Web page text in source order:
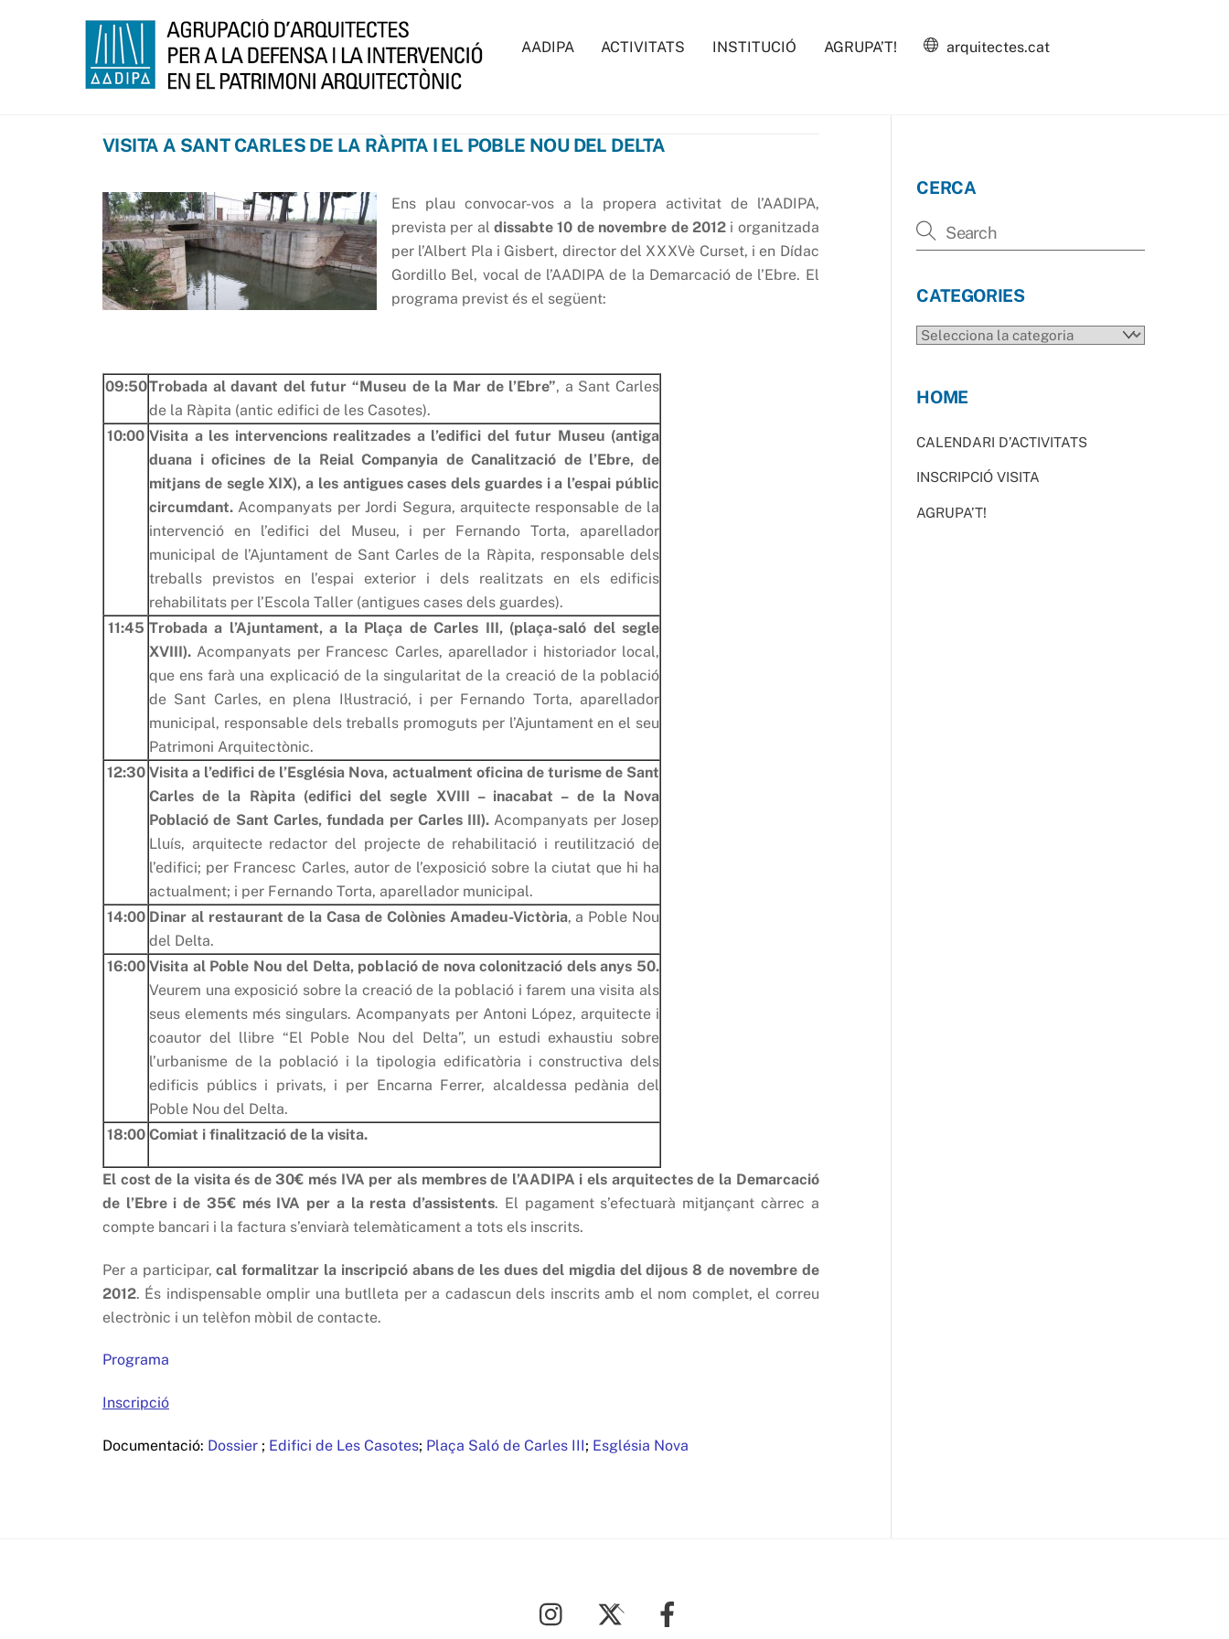
AADIPA ACTIVITATS INSTITUCIÓ AGRUPA’T! arquitectes.cat
VISITA A SANT CARLES DE LA RÀPITA I EL POBLE NOU DEL DELTA
Ens plau convocar-vos a la propera activitat de l’AADIPA,
prevista per aldissabte 10 de novembre de 2012i organitzada
per l’Albert Pla i Gisbert, director del XXXVè Curset, i en Dídac
Gordillo Bel, vocal de l’AADIPA de la Demarcació de l’Ebre. El
programa previst és el següent:
09:50Trobada al davant del futur “Museu de la Mar de l’Ebre”, a Sant Carles
de la Ràpita (antic edifici de les Casotes).
10:00 Visita a les intervencions realitzades a l’edifici del futur Museu (antiga
duana i oficines de la Reial Companyia de Canalització de l’Ebre, de
mitjans de segle XIX), a les antigues cases dels guardes i a l’espai públic
circumdant. Acompanyats per Jordi Segura, arquitecte responsable de la
intervenció en l’edifici del Museu, i per Fernando Torta, aparellador
municipal de l’Ajuntament de Sant Carles de la Ràpita, responsable dels
treballs previstos en l’espai exterior i dels realitzats en els edificis
rehabilitats per l’Escola Taller (antigues cases dels guardes).
11:45 Trobada a l’Ajuntament, a la Plaça de Carles III, (plaça-saló del segle
XVIII). Acompanyats per Francesc Carles, aparellador i historiador local,
que ens farà una explicació de la singularitat de la creació de la població
de Sant Carles, en plena Il·lustració, i per Fernando Torta, aparellador
municipal, responsable dels treballs promoguts per l’Ajuntament en el seu
Patrimoni Arquitectònic.
12:30 Visita a l’edifici de l’Església Nova, actualment oficina de turisme de Sant
Carles de la Ràpita (edifici del segle XVIII – inacabat – de la Nova
Població de Sant Carles, fundada per Carles III). Acompanyats per Josep
Lluís, arquitecte redactor del projecte de rehabilitació i reutilització de
l’edifici; per Francesc Carles, autor de l’exposició sobre la ciutat que hi ha
actualment; i per Fernando Torta, aparellador municipal.
14:00 Dinar al restaurant de la Casa de Colònies Amadeu-Victòria, a Poble Nou
del Delta.
16:00 Visita al Poble Nou del Delta, població de nova colonització dels anys 50.
Veurem una exposició sobre la creació de la població i farem una visita als
seus elements més singulars. Acompanyats per Antoni López, arquitecte i
coautor del llibre “El Poble Nou del Delta”, un estudi exhaustiu sobre
l’urbanisme de la població i la tipologia edificatòria i constructiva dels
edificis públics i privats, i per Encarna Ferrer, alcaldessa pedània del
Poble Nou del Delta.
18:00 Comiat i finalització de la visita.
El cost de la visita és de 30€ més IVA per als membres de l’AADIPA i els arquitectes de la Demarcació
de l’Ebrei de 35€ més IVA per a la resta d’assistents. El pagament s’efectuarà mitjançant càrrec a
compte bancari i la factura s’enviarà telemàticament a tots els inscrits.
Per a participar, cal formalitzar la inscripció abans de les dues del migdia del dijous 8 de novembre de
2012. És indispensable omplir una butlleta per a cadascun dels inscrits amb el nom complet, el correu
electrònic i un telèfon mòbil de contacte.
Programa
Inscripció
Documentació: Dossier ; Edifici de Les Casotes; Plaça Saló de Carles III; Església Nova
CERCA
CATEGORIES
CATEGORIES
HOME
CALENDARI D’ACTIVITATS
INSCRIPCIÓ VISITA
AGRUPA’T!
To
Top